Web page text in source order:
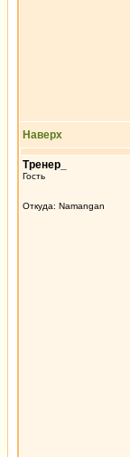
Наверх
Тренер_
Гость
Откуда: Namangan